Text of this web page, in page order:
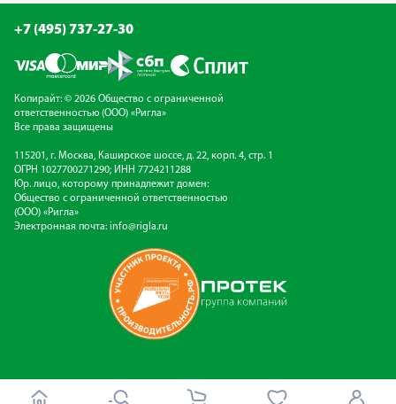
+7 (495) 737-27-30
Копирайт: © 2026 Общество с ограниченной
ответственностью (ООО) «Ригла»
Все права защищены
115201, г. Москва, Каширское шоссе, д. 22, корп. 4, стр. 1
ОГРН 1027700271290; ИНН 7724211288
Юр. лицо, которому принадлежит домен:
Общество с ограниченной ответственностью
(ООО) «Ригла»
Электронная почта: info@rigla.ru